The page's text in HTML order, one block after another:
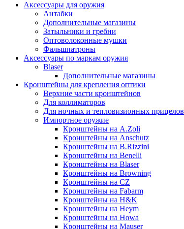
Аксессуары для оружия
Антабки
Дополнительные магазины
Затыльники и гребни
Оптоволоконные мушки
Фальшпатроны
Аксессуары по маркам оружия
Blaser
Дополнительные магазины
Кронштейны для крепления оптики
Верхние части кронштейнов
Для коллиматоров
Для ночных и тепловизионных прицелов
Импортное оружие
Кронштейны на A.Zoli
Кронштейны на Anschutz
Кронштейны на B.Rizzini
Кронштейны на Benelli
Кронштейны на Blaser
Кронштейны на Browning
Кронштейны на CZ
Кронштейны на Fabarm
Кронштейны на H&K
Кронштейны на Heym
Кронштейны на Howa
Кронштейны на Mauser